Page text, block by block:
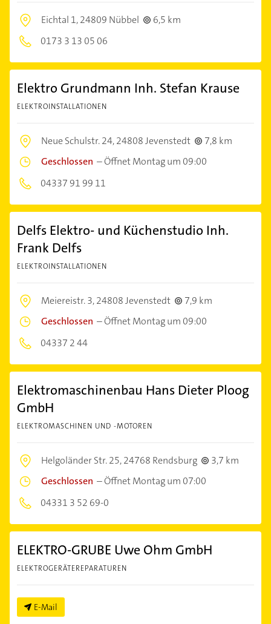
Eichtal 1,24809 Nübbel
6,5 km
0173 3 13 05 06
Elektro Grundmann Inh. Stefan Krause
ELEKTROINSTALLATIONEN
Neue Schulstr. 24,24808 Jevenstedt
7,8 km
Geschlossen –Öffnet Montag um 09:00
04337 91 99 11
Delfs Elektro- und Küchenstudio Inh.
Frank Delfs
ELEKTROINSTALLATIONEN
Meiereistr. 3,24808 Jevenstedt
7,9 km
Geschlossen –Öffnet Montag um 09:00
04337 2 44
Elektromaschinenbau Hans Dieter Ploog
GmbH
ELEKTROMASCHINEN UND -MOTOREN
Helgoländer Str. 25,24768 Rendsburg
3,7 km
Geschlossen –Öffnet Montag um 07:00
04331 3 52 69-0
ELEKTRO-GRUBE Uwe Ohm GmbH
ELEKTROGERÄTEREPARATUREN
E-Mail